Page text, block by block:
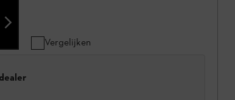
Vergelijken